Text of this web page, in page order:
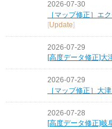
2026-07-30
［マップ修正］エ
[Update]
2026-07-29
[高度データ修正]
2026-07-29
［マップ修正］大
2026-07-28
[高度データ修正]岐